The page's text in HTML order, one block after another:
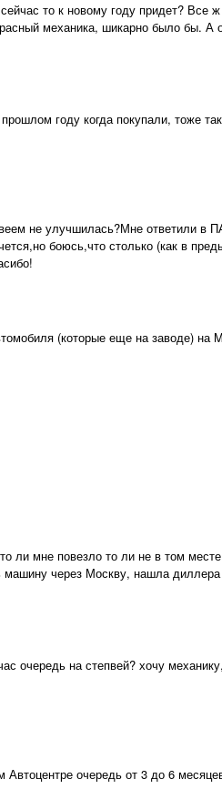
то к новому году придет?
механика, шикарно было бы. А
году когда покупали, тоже
не улучшилась?Мне ответили в
боюсь,что столько (как в
(которые еще на заводе) на
ли мне повезло то ли не в том
машину через Москву, нашла
очередь на степвей? хочу
Автоцентре очередь от 3 до 6